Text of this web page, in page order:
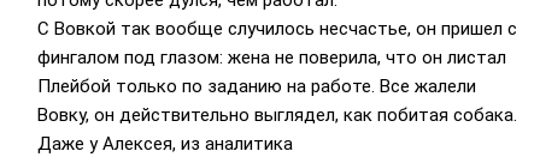
С Вовкой так вообще случилось несчастье, он пришел с
фингалом под глазом: жена не поверила, что он листал
Плейбой только по заданию на работе. Все жалели
Вовку, он действительно выглядел, как побитая собака.
Даже у Алексея, из аналитика